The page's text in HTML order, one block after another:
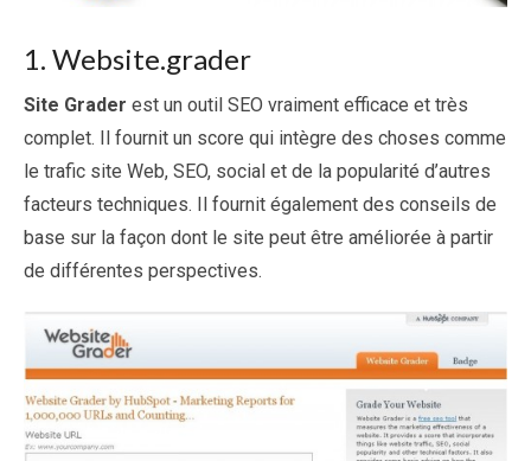
1. Website.grader
Site Grader est un outil SEO vraiment efficace et très
complet. Il fournit un score qui intègre des choses comme
le trafic site Web, SEO, social et de la popularité d’autres
facteurs techniques. Il fournit également des conseils de
base sur la façon dont le site peut être améliorée à partir
de différentes perspectives.